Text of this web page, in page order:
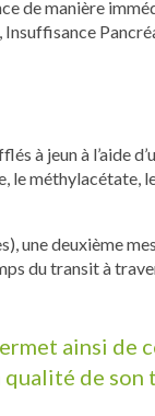
de manière
à jeun à l’aide
le méthylacétate,
une deuxième
du transit à
ainsi de
de son